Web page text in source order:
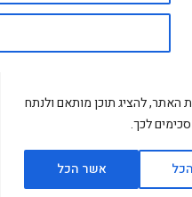
האתר, להציג תוכן מותאם ולנתח
לכך.
אשר הכל